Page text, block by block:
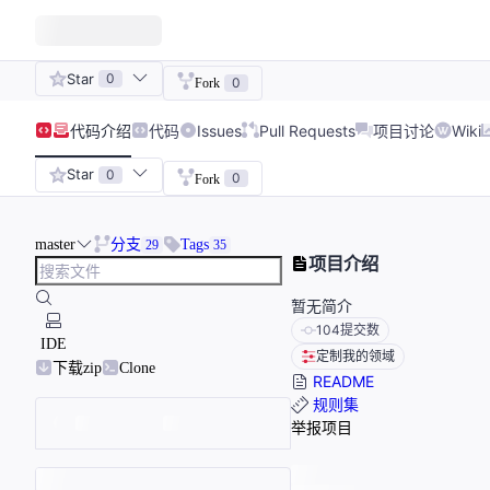
Star 0 Fork 0
代码介绍 代码 Issues Pull Requests 项目讨论 Wiki
Star 0 Fork 0
master 分支 29 Tags 35
IDE
下载zip
Clone
项目介绍
暂无简介
104提交数
定制我的领域
README
规则集
举报项目